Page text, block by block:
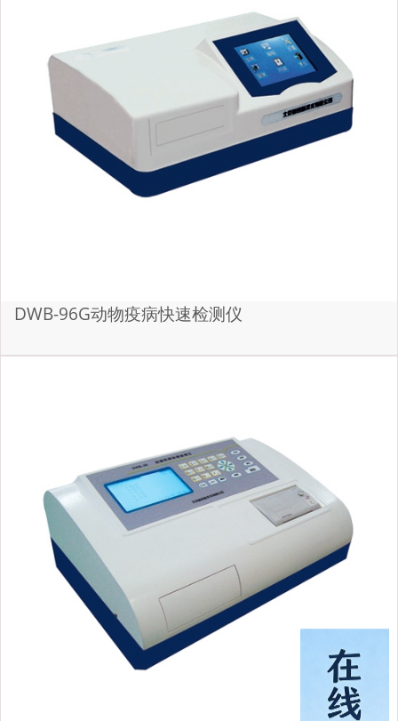
DWB-96G动物疫病快速检测仪